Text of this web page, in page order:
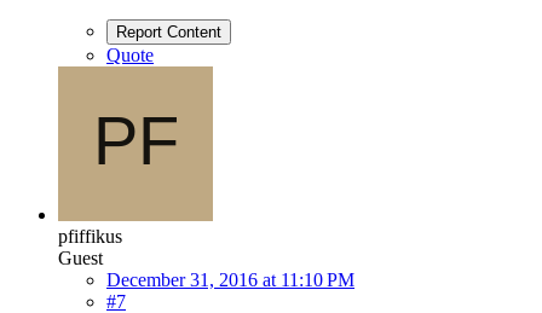
Report Content
Quote
pfiffikus
Guest
December 31, 2016 at 11:10 PM
#7